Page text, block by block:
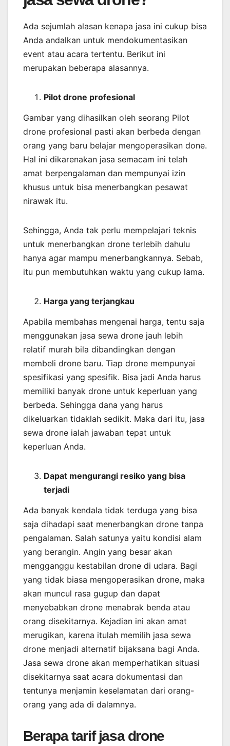
Ada sejumlah alasan kenapa jasa ini cukup bisa
Anda andalkan untuk mendokumentasikan
event atau acara tertentu. Berikut ini
merupakan beberapa alasannya.
Pilot drone profesional
Gambar yang dihasilkan oleh seorang Pilot
drone profesional pasti akan berbeda dengan
orang yang baru belajar mengoperasikan done.
Hal ini dikarenakan jasa semacam ini telah
amat berpengalaman dan mempunyai izin
khusus untuk bisa menerbangkan pesawat
nirawak itu.
Sehingga, Anda tak perlu mempelajari teknis
untuk menerbangkan drone terlebih dahulu
hanya agar mampu menerbangkannya. Sebab,
itu pun membutuhkan waktu yang cukup lama.
Harga yang terjangkau
Apabila membahas mengenai harga, tentu saja
menggunakan jasa sewa drone jauh lebih
relatif murah bila dibandingkan dengan
membeli drone baru. Tiap drone mempunyai
spesifikasi yang spesifik. Bisa jadi Anda harus
memiliki banyak drone untuk keperluan yang
berbeda. Sehingga dana yang harus
dikeluarkan tidaklah sedikit. Maka dari itu, jasa
sewa drone ialah jawaban tepat untuk
keperluan Anda.
Dapat mengurangi resiko yang bisa
terjadi
Ada banyak kendala tidak terduga yang bisa
saja dihadapi saat menerbangkan drone tanpa
pengalaman. Salah satunya yaitu kondisi alam
yang berangin. Angin yang besar akan
mengganggu kestabilan drone di udara. Bagi
yang tidak biasa mengoperasikan drone, maka
akan muncul rasa gugup dan dapat
menyebabkan drone menabrak benda atau
orang disekitarnya. Kejadian ini akan amat
merugikan, karena itulah memilih jasa sewa
drone menjadi alternatif bijaksana bagi Anda.
Jasa sewa drone akan memperhatikan situasi
disekitarnya saat acara dokumentasi dan
tentunya menjamin keselamatan dari orang-
orang yang ada di dalamnya.
Berapa tarif jasa drone